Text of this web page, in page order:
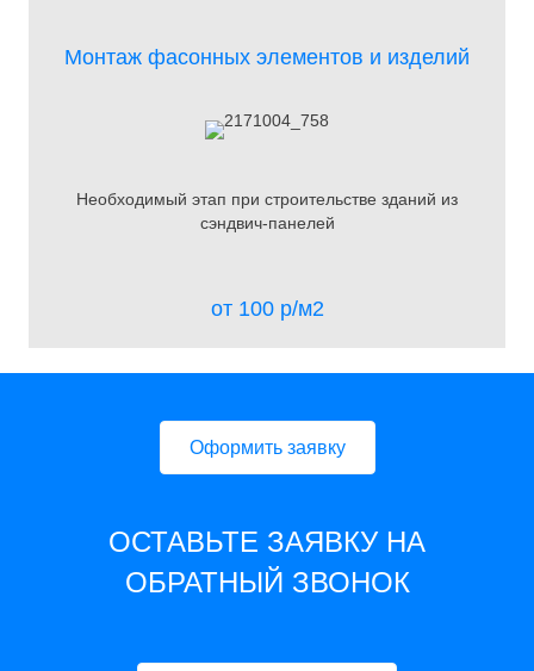
Монтаж фасонных элементов и изделий
Необходимый этап при строительстве зданий из
сэндвич-панелей
от 100 р/м2
Оформить заявку
ОСТАВЬТЕ ЗАЯВКУ НА
ОБРАТНЫЙ ЗВОНОК